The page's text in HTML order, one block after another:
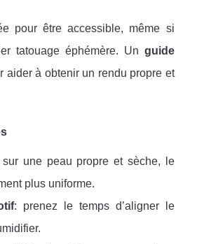
pour être accessible, même si
tatouage éphémère. Un guide
aider à obtenir un rendu propre et
sur une peau propre et sèche, le
plus uniforme.
: prenez le temps d’aligner le